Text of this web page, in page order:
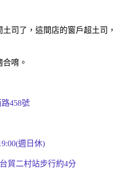
司了，這間店的窗戶超土司，
唷。
458號
週日休)
貿二村站步行約4分